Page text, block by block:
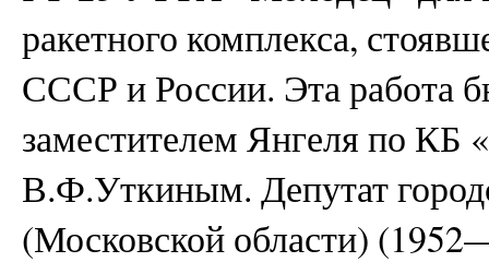
ракетного комплекса,
СССР и России. Эта работа
заместителем Янгеля по
В.Ф.Уткиным. Депутат
(Московской области)